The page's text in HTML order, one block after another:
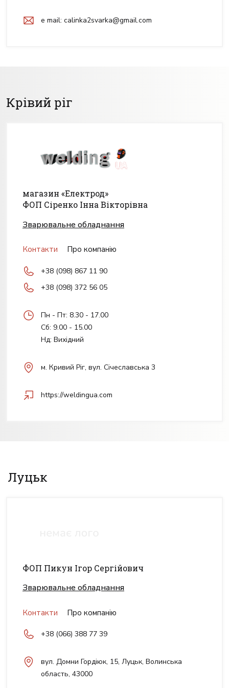
e mail: calinka2svarka@gmail.com
Крівий ріг
магазин «Електрод»
ФОП Сіренко Інна Вікторівна
Зварювальне обладнання
Контакти Про компанію
+38 (098) 867 11 90
+38 (098) 372 56 05
Пн - Пт: 8.30 - 17.00
Сб: 9.00 - 15.00
Нд: Вихідний
м. Кривий Ріг, вул. Січеславська 3
https://weldingua.com
Луцьк
ФОП Пикун Ігор Сергійович
Зварювальне обладнання
Контакти Про компанію
+38 (066) 388 77 39
вул. Домни Гордіюк, 15, Луцьк, Волинська
область, 43000